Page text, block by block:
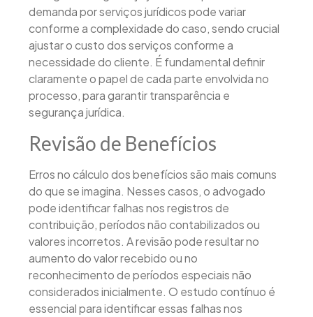
demanda por serviços jurídicos pode variar
conforme a complexidade do caso, sendo crucial
ajustar o custo dos serviços conforme a
necessidade do cliente. É fundamental definir
claramente o papel de cada parte envolvida no
processo, para garantir transparência e
segurança jurídica.
Revisão de Benefícios
Erros no cálculo dos benefícios são mais comuns
do que se imagina. Nesses casos, o advogado
pode identificar falhas nos registros de
contribuição, períodos não contabilizados ou
valores incorretos. A revisão pode resultar no
aumento do valor recebido ou no
reconhecimento de períodos especiais não
considerados inicialmente. O estudo contínuo é
essencial para identificar essas falhas nos